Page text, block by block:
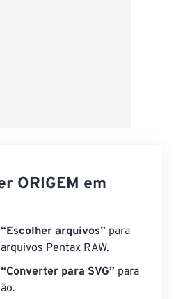
ORIGEM em
“Escolher arquivos” para
Pentax RAW.
“Converter para SVG” para